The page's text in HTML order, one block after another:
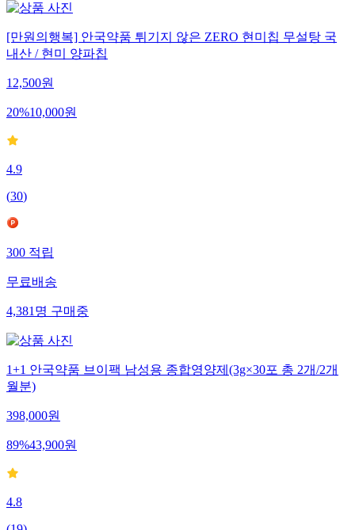
[만원의행복] 안국약품 튀기지 않은 ZERO 현미칩 무설탕 국
내산 / 현미 양파칩
12,500원
20%10,000원
4.9
(30)
300 적립
무료배송
4,381 명 구매중
1+1 안국약품 브이팩 남성용 종합영양제(3g×30포 총 2개/2개
월분)
398,000원
89%43,900원
4.8